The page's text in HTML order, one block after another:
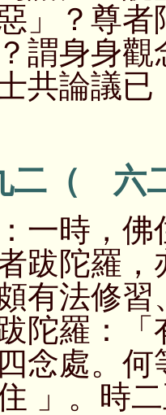
」？尊
謂身身
共論議已
二（ 六
時，佛
跋陀羅
有法修
陀羅：
念處。
」。時